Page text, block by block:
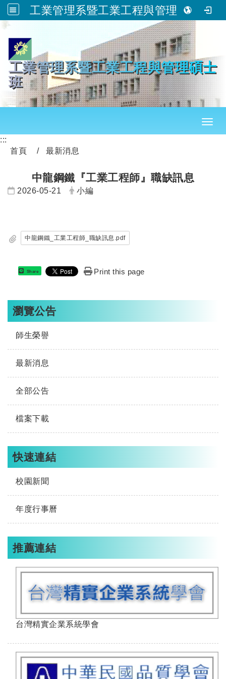
工業管理系暨工業工程與管理碩士班
跳到主要內容
工業管理系暨工業工程與管理碩士
班
:::
首頁
最新消息
中龍鋼鐵『工業工程師』職缺訊息
日期：
2026-05-21 發布者：
小編
中龍鋼鐵_工業工程師_職缺訊息.pdf
Share Print this page
瀏覽公告
師生榮譽
最新消息
全部公告
檔案下載
快速連結
校園新聞
年度行事曆
推薦連結
台灣精實企業系統學會